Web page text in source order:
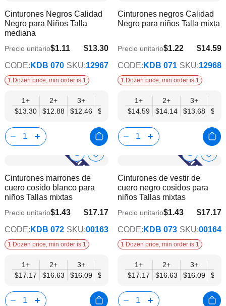
Info la
deseos
Cinturones Negros Calidad
Negro para Niños Talla
mediana
$13.30
$10.80
Precio unitario$1.11
CODE: KDB 070 SKU:12967
1 Dozen price, min order is 1
1+
$13.30
2+
$12.88
3+
$12.46
$12.05
6+
$11.63
9+
$11.22
12+
$10.80
Info la
lista
Cinturones negros Calidad
Negro para niños Talla mixta
$14.59
$11.86
Precio unitario$1.22
CODE: KDB 071 SKU:12968
1 Dozen price, min order is 1
1+
$14.59
2+
$14.14
3+
$13.68
Show
Info
Añadir
deseos
Cinturones marrones de
cuero cosido blanco para
niños Tallas mixtas
$17.17
$13.95
Precio unitario$1.43
CODE: KDB 072 SKU:00163
1 Dozen price, min order is 1
1+
$17.17
2+
$16.63
3+
$16.09
$15.56
6+
$15.02
9+
$14.49
12+
$13.95
Show
Info
lista
Cinturones de vestir de
cuero negro cosidos para
niños Tallas mixtas
$17.17
$13.95
Precio unitario$1.43
CODE: KDB 073 SKU:00164
1 Dozen price, min order is 1
1+
$17.17
2+
$16.63
3+
$16.09